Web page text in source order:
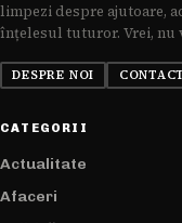
limpezi despre ajutoare,
înțelesul tuturor. Vrei, nu
DESPRE NOI CONTACT
CATEGORII
Actualitate
Afaceri